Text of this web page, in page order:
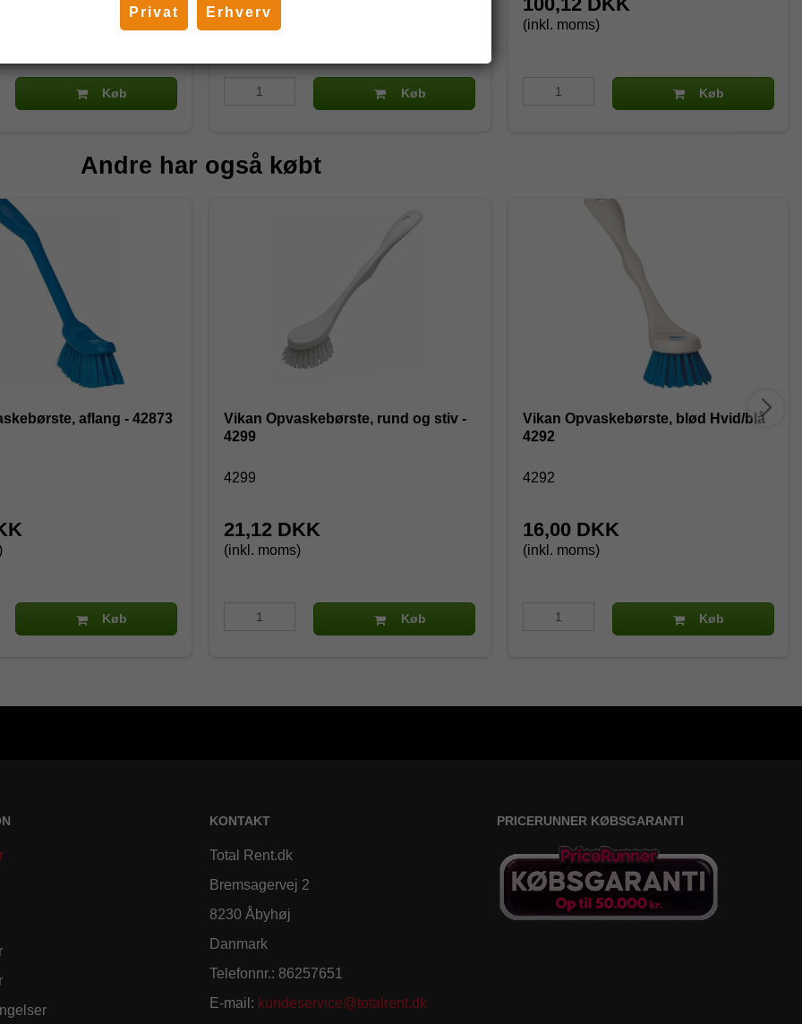
Køb
(inkl. moms)
Køb
(inkl. moms)
Køb
Andre har også købt
aflang - 42873
Køb
Vikan Opvaskebørste, rund og stiv -
4299
4299
21,12 DKK
(inkl. moms)
Køb
Vikan Opvaskebørste, blød Hvid/blå
4292
4292
16,00 DKK
(inkl. moms)
Køb
KONTAKT
Total Rent.dk
Bremsagervej 2
8230 Åbyhøj
Danmark
Telefonnr.: 86257651
E-mail : kundeservice@totalrent.dk
PRICERUNNER KØBSGARANTI
Privat Erhverv